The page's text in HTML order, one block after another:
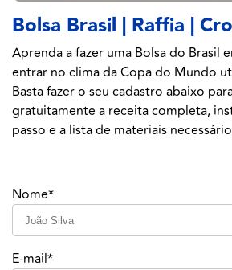
Bolsa Brasil | Raffia |
Aprenda a fazer uma Bolsa do Brasil
entrar no clima da Copa do Mundo
Basta fazer o seu cadastro abaixo
gratuitamente a receita completa,
passo e a lista de materiais
Nome*
E-mail*